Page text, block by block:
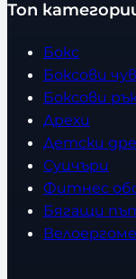
Топ
Бокс
Боксови
Боксови
Дрехи
Детски
Суичъри
Фитнес
Бягащи